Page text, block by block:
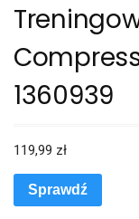
1360939
119,99 zł
Sprawdź